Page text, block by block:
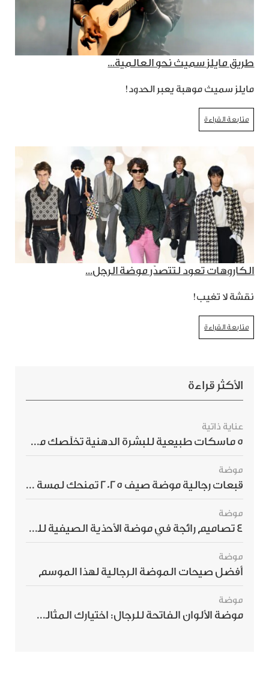
طريق مايلز سميث نحو العالمية...
مايلز سميث موهبة يعبر الحدود!
متابعة القراءة
الكاروهات تعود لتتصدّر موضة الرجل...
نقشة لا تغيب!
متابعة القراءة
الأكثر قراءة
عناية ذاتية
5 ماسكات طبيعية للبشرة الدهنية تخلّصك من الحبوب بسرعة
موضة
قبعات رجالية موضة صيف 2025 تمنحك لمسة أناقة استثنائية
موضة
4 تصاميم رائجة في موضة الأحذية الصيفية للرجال هذا الموسم
موضة
أفضل صيحات الموضة الرجالية لهذا الموسم
موضة
موضة الألوان الفاتحة للرجال: اختيارك المثالي لإطلالة صيفية مبهرة